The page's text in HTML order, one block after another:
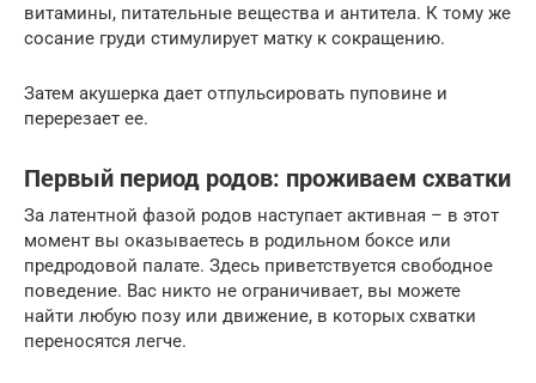
витамины, питательные вещества и антитела. К тому же
сосание груди стимулирует матку к сокращению.
Затем акушерка дает отпульсировать пуповине и
перерезает ее.
Первый период родов: проживаем схватки
За латентной фазой родов наступает активная – в этот
момент вы оказываетесь в родильном боксе или
предродовой палате. Здесь приветствуется свободное
поведение. Вас никто не ограничивает, вы можете
найти любую позу или движение, в которых схватки
переносятся легче.